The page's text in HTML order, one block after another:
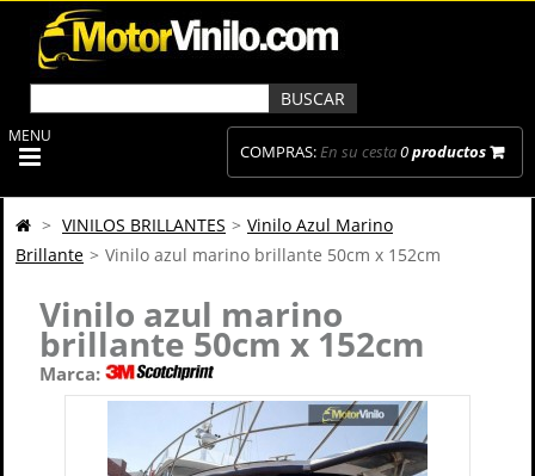
COMPRAS:En su cesta0productos
MENU
> VINILOS BRILLANTES > Vinilo Azul Marino
Brillante > Vinilo azul marino brillante 50cm x 152cm
Vinilo azul marino
brillante 50cm x 152cm
Marca: